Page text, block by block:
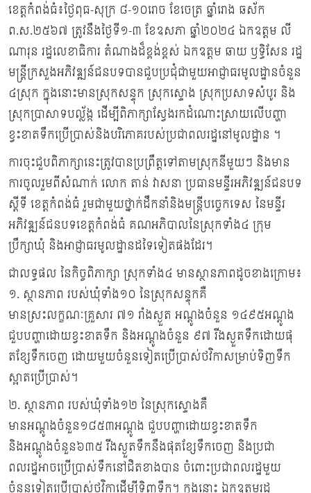
ខេត្តកំពង់ធំ៖ថ្ងៃពុធ-សុក្រ ៨-១០រោច ខែចេត្រ ឆ្នាំរោង ឆស័ក
ព.ស.២៥៦៧ ត្រូវនឹងថ្ងៃទី១-៣ ខែឧសភា ឆ្នាំ២០២៤ ឯកឧត្តម លី
ណារុន រដ្ឋលេខាធិការ តំណាងដ៏ខ្ពង់ខ្ពស់ ឯកឧត្តម ឆាយ ឫទ្ធិសែន រដ្ឋ
មន្ត្រីក្រសួងអភិវឌ្ឍន៍ជនបទបានជួបប្រជុំជាមួយអាជ្ញាធរមូលដ្ឋានចំនួន
៤ស្រុក ក្នុងនោះមានស្រុកសន្ទុក ស្រុកស្ទោង ស្រុកប្រសាទសំបូរ និង
ស្រុកប្រាសាទបល្ល័ង្ក ដើម្បីពិភាក្សាស្វែងរកដំណោះស្រាយលើបញ្ហា
ខ្វះខាតទឹកប្រើប្រាស់និងបរិភោគរបស់ប្រជាពលរដ្ឋនៅមូលដ្ឋាន ។
ការចុះជួបពិភាក្សានេះត្រូវបានប្រព្រឹត្តទៅតាមស្រុកនីមួយៗ និងមាន
ការចូលរួមពីសំណាក់ លោក តាន់ វាសនា ប្រធានមន្ទីរអភិវឌ្ឍន៍ជនបទ
ស្តីទី ខេត្តកំពង់ធំ រួមជាមួយថា្នក់ដឹកនាំនិងមន្រ្តីបច្ចេកទេស នៃមន្ទីរ
អភិវឌ្ឍន៍ជនបទខេត្តកំពង់ធំ គណអភិបាលនៃស្រុកទាំង៤ ក្រុម
ប្រឹក្សាឃុំ និងអាជ្ញាធរមូលដ្ឋានដទៃទៀតផងដែរ។
ជាលទ្ធផល នៃកិច្ចពិភាក្សា ស្រុកទាំង៤ មានស្ថានភាពដូចខាងក្រោម៖
១. ស្ថានភាព របស់ឃុំទាំង១០ នៃស្រុកសន្ទុកគឺ
មានស្រះលក្ខណៈគ្រួសារ ៧១ រាំងស្ងួត អណ្តូងចំនួន ១៤៩៥អណ្តូង
ជួបបញ្ហាដោយខ្វះខាតទឹក និងអណ្តូងចំនួន ៩៧ រីងស្ងួតទឹកដោយផុ
តខ្សែទឹកចេញ ដោយមួយចំនួនទៀតប្រើប្រាស់ថវិកាសម្រាប់ទិញទឹក
ស្អាតប្រើប្រាស់។
២. ស្ថានភាព របស់ឃុំទាំង១២ នៃស្រុកស្ទោងគឺ
មានអណ្តូងចំនួន១៨៥៣អណ្តូង ជួបបញ្ហាដោយខ្វះខាតទឹក
និងអណ្តូងចំនួន៦៣៥ រីងស្ងួតទឹកនឹងផុតខ្សែទឹកចេញ និងប្រជា
ពលរដ្ឋអាចប្រើប្រាស់ទឹកនៅជិតខាងបាន ចំពោះប្រជាពលរដ្ឋមួយ
ចំនួនទៀតប្រើប្រាស់ថវិកាដើម្បីទិញទឹក។ ក្នុងនោះ ឯកឧត្តមរដ្ឋ